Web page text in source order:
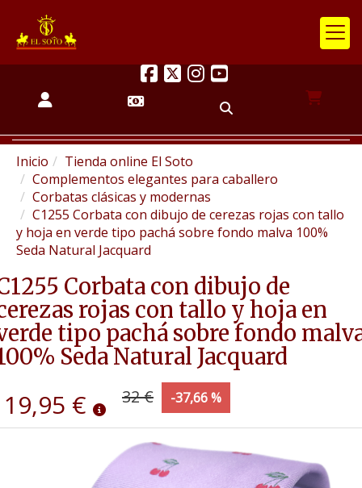
Inicio
Tienda online El Soto
Complementos elegantes para caballero
Corbatas clásicas y modernas
C1255 Corbata con dibujo de cerezas rojas con tallo
y hoja en verde tipo pachá sobre fondo malva 100%
Seda Natural Jacquard
Corbata con dibujo de
rojas con tallo y hoja en
tipo pachá sobre fondo
Seda Natural Jacquard
19,95 € 32 € -37,66 %